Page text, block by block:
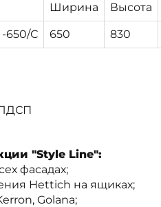
Ширина Высота
650/С 650 830
ЛДСП
"Style Line":
фасадах;
Hettich на ящиках;
Golana;